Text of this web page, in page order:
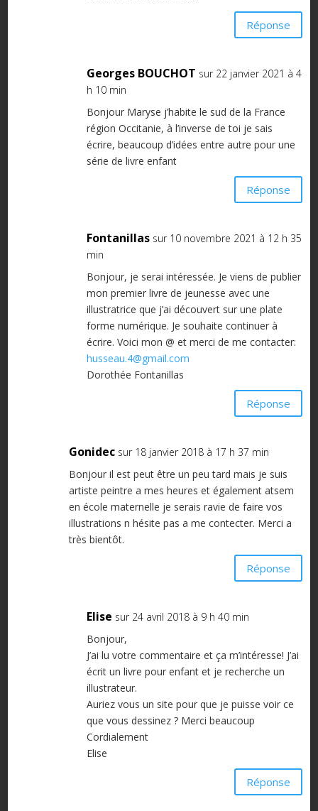
Réponse
Georges BOUCHOT sur 22 janvier 2021 à 4
h 10 min
Bonjour Maryse j’habite le sud de la France
région Occitanie, à l’inverse de toi je sais
écrire, beaucoup d’idées entre autre pour une
série de livre enfant
Réponse
Fontanillas sur 10 novembre 2021 à 12 h 35
min
Bonjour, je serai intéressée. Je viens de publier
mon premier livre de jeunesse avec une
illustratrice que j’ai découvert sur une plate
forme numérique. Je souhaite continuer à
écrire. Voici mon @ et merci de me contacter:
husseau.4@gmail.com
Dorothée Fontanillas
Réponse
Gonidec sur 18 janvier 2018 à 17 h 37 min
Bonjour il est peut être un peu tard mais je suis
artiste peintre a mes heures et également atsem
en école maternelle je serais ravie de faire vos
illustrations n hésite pas a me contecter. Merci a
très bientôt.
Réponse
Elise sur 24 avril 2018 à 9 h 40 min
Bonjour,
J’ai lu votre commentaire et ça m’intéresse! J’ai
écrit un livre pour enfant et je recherche un
illustrateur.
Auriez vous un site pour que je puisse voir ce
que vous dessinez ? Merci beaucoup
Cordialement
Elise
Réponse